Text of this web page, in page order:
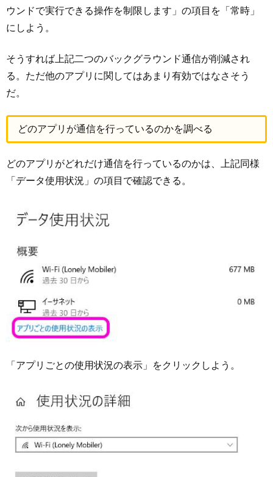
ウンドで実行できる操作を制限します」の項目を「常時」
にしよう。
そうすれば上記二つのバックグラウンド通信が削減され
る。ただ他のアプリに関してはあまり有効ではなさそう
だ。
どのアプリが通信を行っているのかを調べる
どのアプリがどれだけ通信を行っているのかは、上記同様
「データ使用状況」の項目で確認できる。
「アプリごとの使用状況の表示」をクリックしよう。